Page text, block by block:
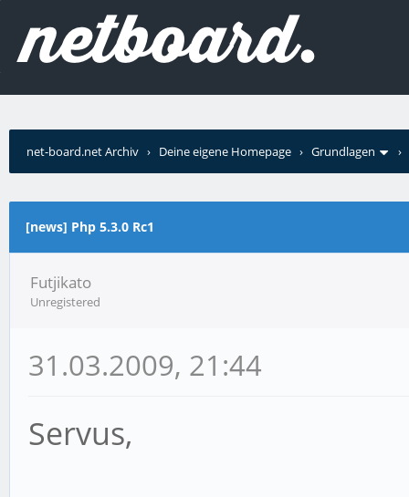
net-board.net Archiv › Deine eigene Homepage › Grundlagen ›
[news] Php 5.3.0 Rc1
Futjikato
Unregistered
31.03.2009, 21:44
Servus,